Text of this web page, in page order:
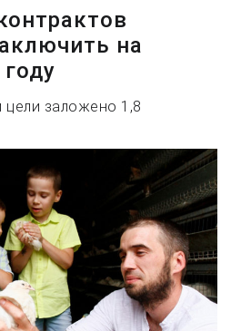
на
цели заложено 1,8